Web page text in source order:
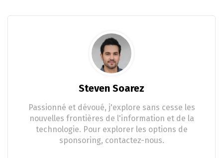
Steven Soarez
Passionné et dévoué, j'explore sans cesse les
nouvelles frontières de l'information et de la
technologie. Pour explorer les options de
sponsoring, contactez-nous.